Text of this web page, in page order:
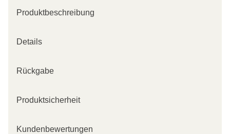
Produktbeschreibung
Details
Rückgabe
Produktsicherheit
Kundenbewertungen